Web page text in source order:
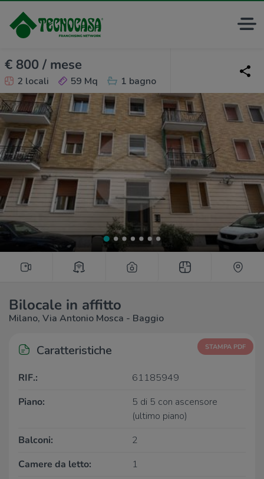
€ 800 / mese
2 locali 59 Mq 1 bagno
Bilocale in affitto
Milano, Via Antonio Mosca - Baggio
Caratteristiche STAMPA PDF
RIF.:
61185949
Piano:
5 di 5 con ascensore
(ultimo piano)
Balconi:
2
Camere da letto:
1